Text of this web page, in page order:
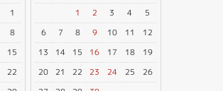
1
8
15
22
1
2 3 4
5
6
7 8 9 10 11
12
13
14 15 16 17 18
19
20
21 22 23 24 25
26